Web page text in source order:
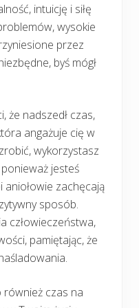
intuicję i siłę
wysokie
przez
byś mógł
że nadszedł czas,
angażuje cię w
wykorzystasz
jesteś
aniołowie zachęcają
sposób.
człowieczeństwa,
pamiętając, że
również czas na